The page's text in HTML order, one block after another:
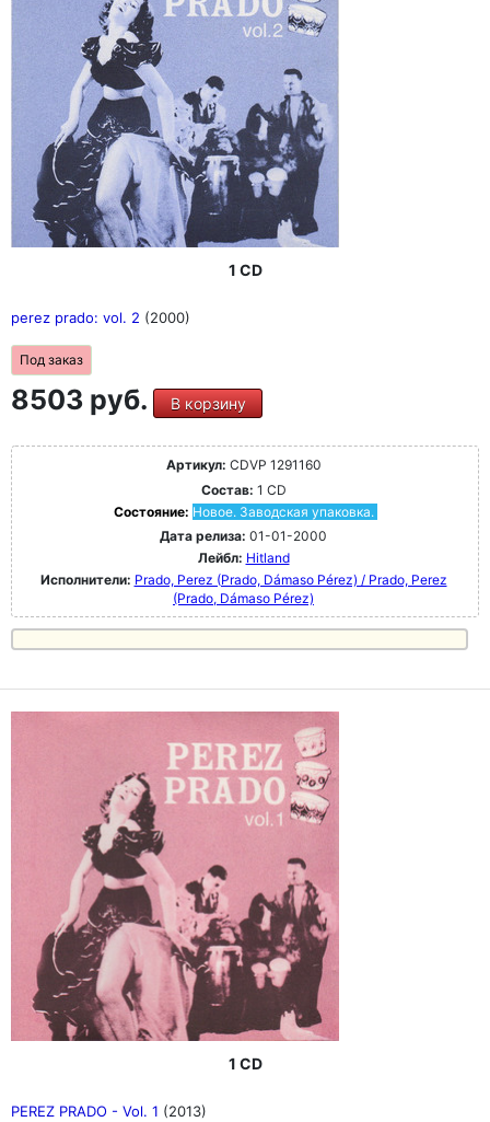
1 CD
perez prado: vol. 2 (2000)
Под заказ
8503 руб. В корзину
Артикул: CDVP 1291160
Состав: 1 CD
Состояние: Новое. Заводская упаковка.
Дата релиза: 01-01-2000
Лейбл: Hitland
Исполнители: Prado, Perez (Prado, Dámaso Pérez) / Prado, Perez
(Prado, Dámaso Pérez)
1 CD
PEREZ PRADO - Vol. 1 (2013)